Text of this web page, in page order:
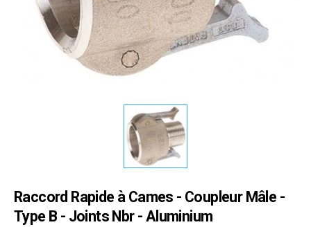
Raccord Rapide à Cames - Coupleur Mâle -
Type B - Joints Nbr - Aluminium